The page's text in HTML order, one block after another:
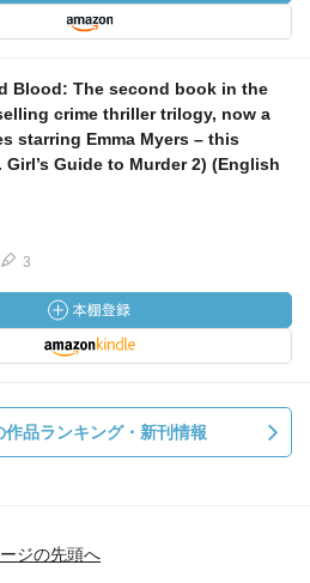
Blood: The second book in the
crime thriller trilogy, now a
starring Emma Myers – this
Guide to Murder 2) (English
3
品ランキング・新刊情報
ジの先頭へ